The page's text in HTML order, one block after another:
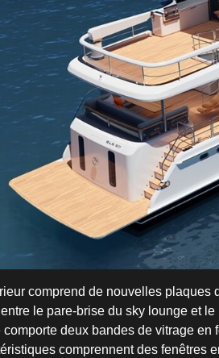
comprend de nouvelles
le pare-brise du sky lounge et
comporte deux bandes de vitrage
comprennent des fenêtres